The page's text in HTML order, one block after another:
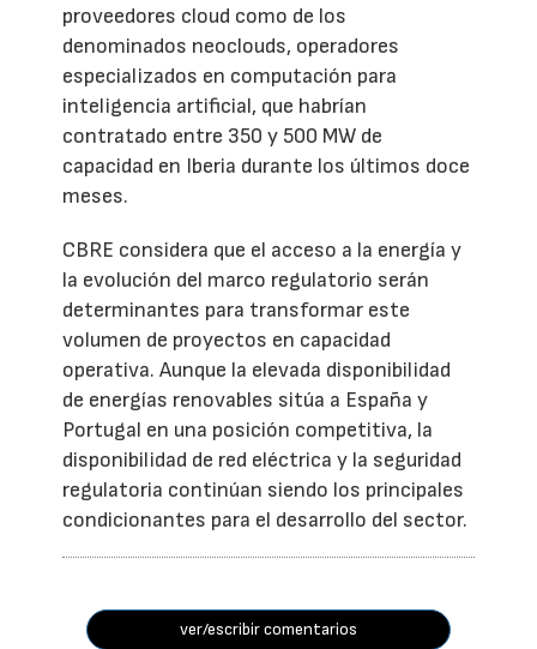
proveedores cloud como de los
denominados neoclouds, operadores
especializados en computación para
inteligencia artificial, que habrían
contratado entre 350 y 500 MW de
capacidad en Iberia durante los últimos doce
meses.
CBRE considera que el acceso a la energía y
la evolución del marco regulatorio serán
determinantes para transformar este
volumen de proyectos en capacidad
operativa. Aunque la elevada disponibilidad
de energías renovables sitúa a España y
Portugal en una posición competitiva, la
disponibilidad de red eléctrica y la seguridad
regulatoria continúan siendo los principales
condicionantes para el desarrollo del sector.
ver/escribir comentarios